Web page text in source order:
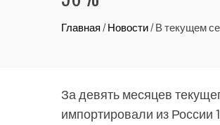
Главная /Новости/В текущем
За девять месяцев
импортировали из России